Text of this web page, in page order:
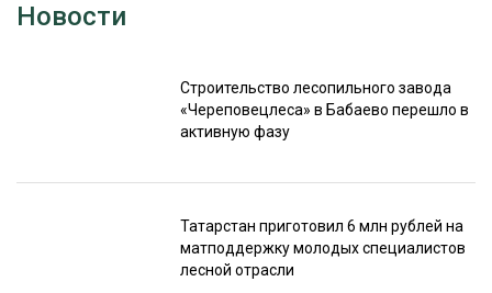
Новости
Строительство лесопильного завода
«Череповецлеса» в Бабаево перешло в
активную фазу
Татарстан приготовил 6 млн рублей на
матподдержку молодых специалистов
лесной отрасли